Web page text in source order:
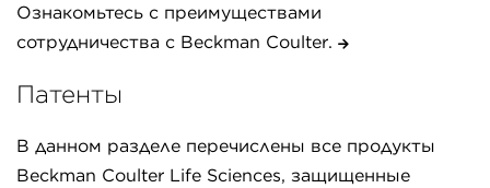
Ознакомьтесь с преимуществами
сотрудничества с Beckman Coulter.
Патенты
В данном разделе перечислены все продукты
Beckman Coulter Life Sciences, защищенные